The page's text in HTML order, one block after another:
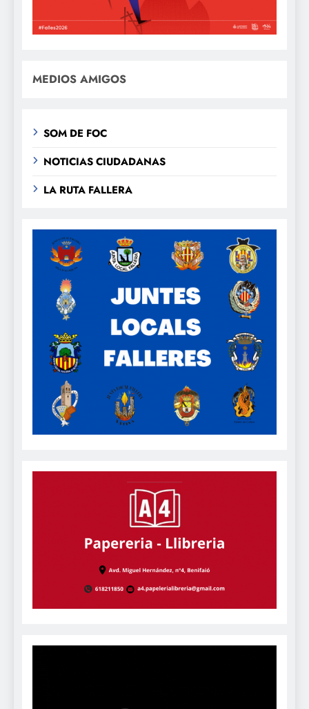
MEDIOS AMIGOS
SOM DE FOC
NOTICIAS CIUDADANAS
LA RUTA FALLERA